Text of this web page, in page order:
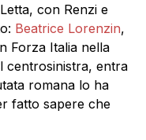
con Renzi e
Beatrice Lorenzin,
Forza Italia nella
centrosinistra, entra
romana lo ha
fatto sapere che